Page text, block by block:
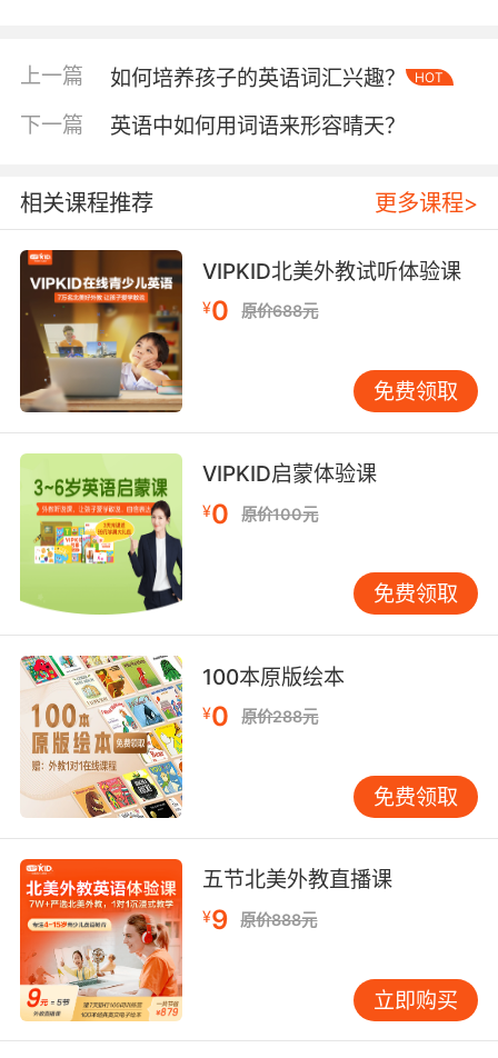
声音的敏感度，为后续的听力理解打下坚实基
关重要。材料难度应与孩子的英语水平相匹配，
既不宜过于简单，以免缺乏挑战性，也不宜过
难，以免挫伤孩子的积极性。VIPKID建议，家长
可以根据孩子的年龄和兴趣，挑选英文绘本、分
级读物、动画片等作为听力材料。初期，可以从
简单的单词、短句开始，逐渐过渡到更长的句子
和段落。
同时，家长应关注材料的多样性，确保孩子能接
触到不同口音、语速的英语，以增强其适应能
力。例如，除了英美标准发音外，还可以引入一
些来自澳洲、加拿大等国家的英语材料，让孩子
感受英语的多样性。此外，定期更换听力材料，
也能保持孩子的新鲜感和学习动力。
听力理解不仅仅是被动接收信息，还包括积极反
馈和互动。家长在陪伴孩子听英语时，应鼓励孩
子大胆表达自己的想法和感受，哪怕是简单的词
汇或句子。这种互动不仅能提高孩子的口语能
力，还能加深他们对听到内容的理解。VIPKID的
外教老师在课堂上就非常注重与孩子的互动，通
家长可以模仿外教的做法，在孩子听完一段英语
后，用中文或英文提问，引导孩子思考并回答。
比如，问孩子“这个故事里的小熊做了什么？”或
者“你觉得这个单词是什么意思？”这样的问题既
能检验孩子的听力理解程度，又能促进他们的语
言输出。同时，家长还应给予积极的反馈和鼓
上一篇 如何培养孩子的英语词汇兴趣？ HOT
下一篇 英语中如何用词语来形容晴天？
相关课程推荐 更多课程>
VIPKID北美外教试听体验课
¥0 原价688元
免费领取
VIPKID启蒙体验课
¥0 原价100元
免费领取
100本原版绘本
¥0 原价288元
免费领取
五节北美外教直播课
¥9 原价888元
立即购买